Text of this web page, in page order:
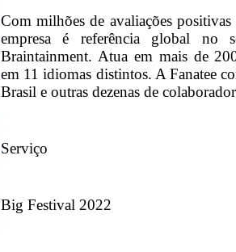
Com milhões de avaliações
empresa é referência global no
Braintainment. Atua em mais de
em 11 idiomas distintos. A Fanatee
Brasil e outras dezenas de
Serviço
Big Festival 2022